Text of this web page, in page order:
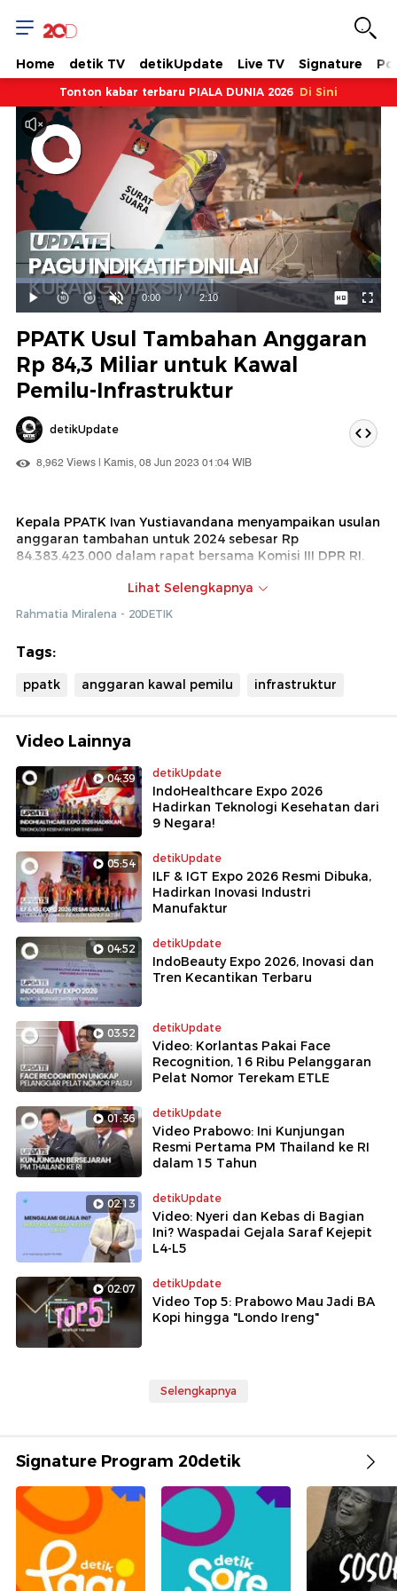
Home detik TV detikUpdate Live TV Signature
Tonton kabar terbaru PIALA DUNIA 2026 Di Sini
Mainkan
Suara
Hidup
Waktu
0:00 / Durasi
2:10
Dimuat:
52.58%
PPATK Usul Tambahan Anggaran
Rp 84,3 Miliar untuk Kawal
Pemilu-Infrastruktur
detikUpdate
8,962 Views | Kamis, 08 Jun 2023 01:04 WIB
Kepala PPATK Ivan Yustiavandana menyampaikan usulan
anggaran tambahan untuk 2024 sebesar Rp
84.383.423.000 dalam rapat bersama Komisi III DPR RI.
infrastruktur hingga pengadaan perangkat pengolah
data.
Lihat Selengkapnya
Rahmatia Miralena - 20DETIK
Tags:
ppatk anggaran kawal pemilu infrastruktur
Video Lainnya
04:39 detikUpdate
IndoHealthcare Expo 2026
Hadirkan Teknologi Kesehatan dari
9 Negara!
05:54 detikUpdate
ILF & IGT Expo 2026 Resmi Dibuka,
Hadirkan Inovasi Industri
Manufaktur
04:52 detikUpdate
IndoBeauty Expo 2026, Inovasi dan
Tren Kecantikan Terbaru
03:52 detikUpdate
Video: Korlantas Pakai Face
Recognition, 16 Ribu Pelanggaran
Pelat Nomor Terekam ETLE
01:36 detikUpdate
Video Prabowo: Ini Kunjungan
Resmi Pertama PM Thailand ke RI
dalam 15 Tahun
02:13 detikUpdate
Video: Nyeri dan Kebas di Bagian
Ini? Waspadai Gejala Saraf Kejepit
L4-L5
02:07 detikUpdate
Video Top 5: Prabowo Mau Jadi BA
Kopi hingga "Londo Ireng"
Selengkapnya
Signature Program 20detik